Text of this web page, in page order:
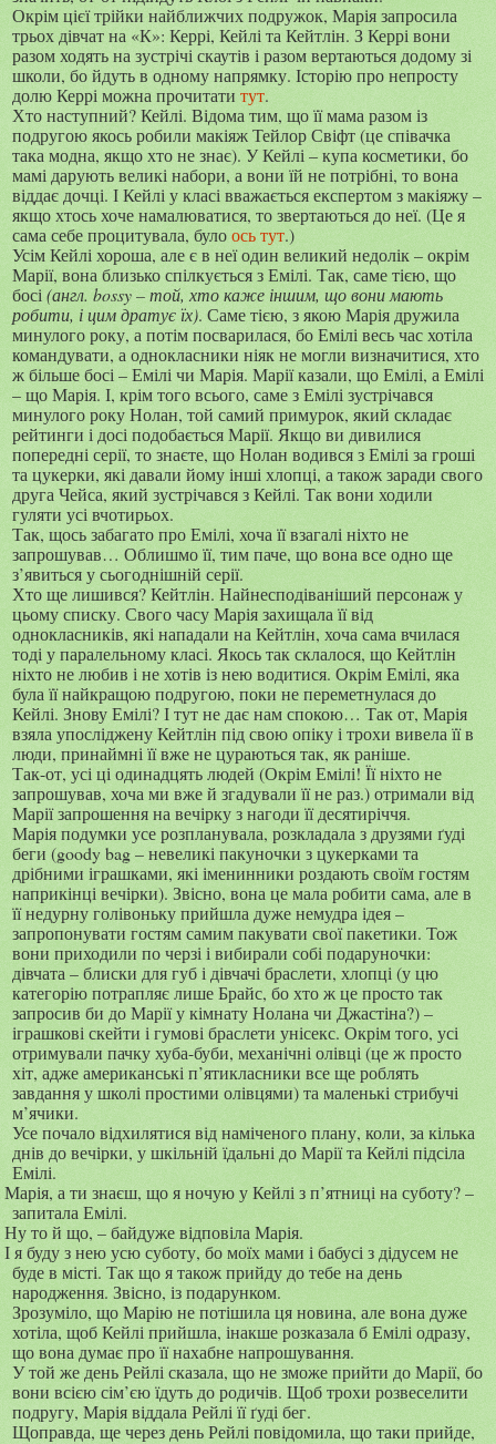
Окрім цієї трійки найближчих подружок, Марія запросила
трьох дівчат на «К»: Керрі, Кейлі та Кейтлін. З Керрі вони
разом ходять на зустрічі скаутів і разом вертаються додому зі
школи, бо йдуть в одному напрямку. Історію про непросту
долю Керрі можна прочитати тут.
Хто наступний? Кейлі. Відома тим, щоїїмама разом із
подругою якось робили макіяж Тейлор Свіфт (це співачка
така модна, якщо хто не знає). У Кейлі – купа косметики, бо
мамі дарують великі набори, а вони їй не потрібні, то вона
віддає дочці. І Кейлі у класі вважається експертом з макіяжу –
якщо хтось хоче намалюватися, то звертаються до неї. (Це я
сама себе процитувала, булоось тут.)
Усім Кейлі хороша, але є в неї один великий недолік – окрім
Марії, вона близько спілкується з Емілі. Так, саме тією, що
босі (англ. bossy –той, хто каже іншим, що вони мають
робити, і цим дратує їх). Саме тією, з якою Марія дружила
минулого року, а потім посварилася, бо Емілі весь час хотіла
командувати, а однокласники ніяк не могли визначитися, хто
ж більше босі – Емілі чи Марія. Марії казали, що Емілі, а Емілі
– що Марія. І, крім того всього, саме з Емілі зустрічався
минулого року Нолан, той самий примурок, який складає
рейтинги і досі подобається Марії. Якщо ви дивилися
попередні серії, то знаєте, що Нолан водився з Емілі за гроші
та цукерки, які давали йому інші хлопці, а також заради свого
друга Чейса, який зустрічався з Кейлі. Так вони ходили
гуляти усі вчотирьох.
Так, щось забагато про Емілі, хоча її взагалі ніхто не
запрошував… Облишмо її, тим паче, що вона все одно ще
з’явиться у сьогоднішній серії.
Хто ще лишився? Кейтлін. Найнесподіваніший персонаж у
цьому списку. Свого часу Марія захищала її від
однокласників, які нападали на Кейтлін, хоча сама вчилася
тоді у паралельному класі. Якось так склалося, що Кейтлін
ніхто не любив і не хотів із нею водитися. Окрім Емілі, яка
була її найкращою подругою, поки не переметнулася до
Кейлі. Знову Емілі? І тут не дає нам спокою… Так от, Марія
взяла упосліджену Кейтлін під свою опіку і трохи вивела її в
люди, принаймні її вже не цураються так, як раніше.
Так-от, усі ці одинадцять людей (Окрім Емілі! Її ніхто не
запрошував, хоча ми вже й згадували її не раз.) отримали від
Марії запрошення на вечірку з нагоди її десятиріччя.
Марія подумки усе розпланувала, розкладала з друзями ґуді
беги (goody bag– невеликі пакуночки з цукерками та
дрібними іграшками, які іменинники роздають своїм гостям
наприкінці вечірки). Звісно, вона це мала робити сама, але в
її недурну голівоньку прийшла дуже немудра ідея –
запропонувати гостям самим пакувати свої пакетики. Тож
вони приходили по черзі і вибирали собі подаруночки:
дівчата – блиски для губ і дівчачі браслети, хлопці (у цю
категорію потрапляє лише Брайс, бо хто ж це просто так
запросив би до Марії у кімнату Нолана чи Джастіна?) –
іграшкові скейти і гумові браслети унісекс. Окрім того, усі
отримували пачку хуба-буби, механічні олівці (це ж просто
хіт, адже американські п’ятикласники все ще роблять
завдання у школі простими олівцями) та маленькі стрибучі
м’ячики.
Усе почало відхилятися від наміченого плану, коли, за кілька
днів до вечірки, у шкільній їдальні до Марії та Кейлі підсіла
Емілі.
Марія, а ти знаєш, що я ночую у Кейлі з п’ятниці на суботу? –
запитала Емілі.
Ну то й що, – байдуже відповіла Марія.
І я буду з нею усю суботу, бо моїх мами і бабусі з дідусем не
буде в місті. Так що я також прийду до тебе на день
народження. Звісно, із подарунком.
Зрозуміло, що Марію не потішила ця новина, але вона дуже
хотіла, щоб Кейлі прийшла, інакше розказала б Емілі одразу,
що вона думає про її нахабне напрошування.
У той же день Рейлі сказала, що не зможе прийти до Марії, бо
вони всією сім’єю їдуть до родичів. Щоб трохи розвеселити
подругу, Марія віддала Рейлі її ґуді бег.
Щоправда, ще через день Рейлі повідомила, що таки прийде,